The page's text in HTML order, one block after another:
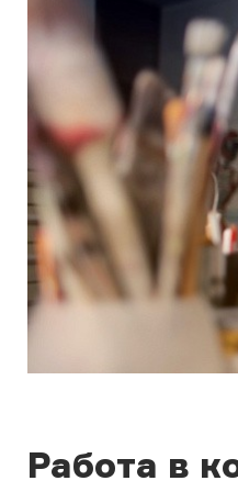
Работа в